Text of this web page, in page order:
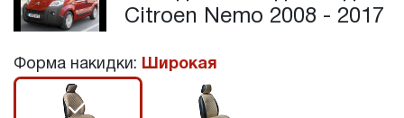
Citroen Nemo 2008 - 2017
Форма накидки: Широкая
r